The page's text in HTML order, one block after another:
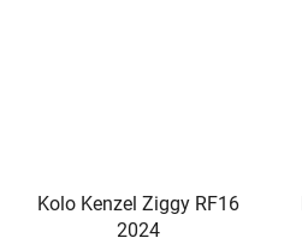
Kolo Kenzel Ziggy RF16
2024